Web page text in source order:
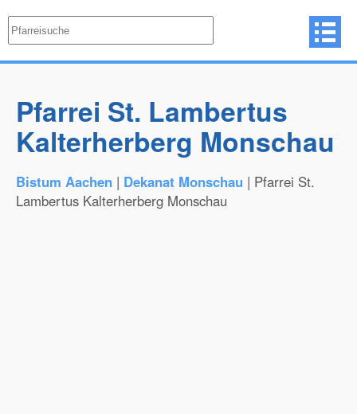
Pfarrei St. Lambertus
Kalterherberg Monschau
Bistum Aachen | Dekanat Monschau | Pfarrei St.
Lambertus Kalterherberg Monschau